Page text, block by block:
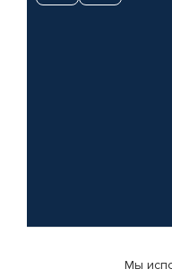
© КАМАЗ ЦЕНТР ДОНЕЦК,
Мы